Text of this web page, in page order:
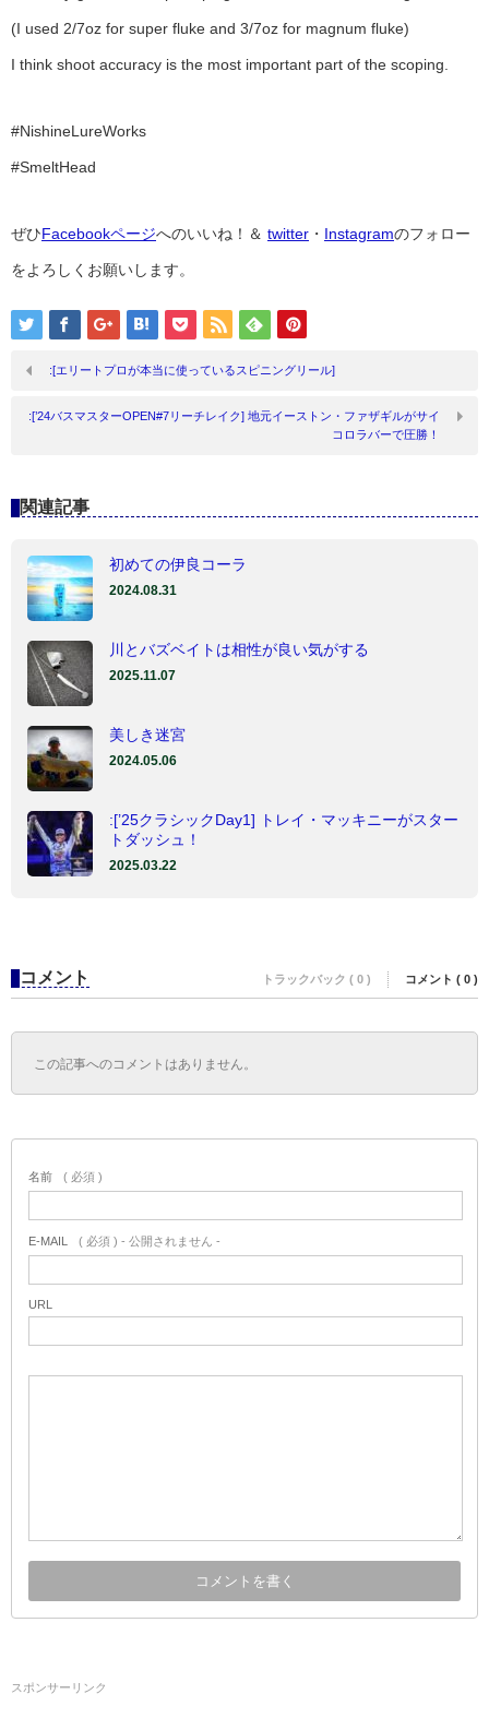
(I used 2/7oz for super fluke and 3/7oz for magnum fluke)
I think shoot accuracy is the most important part of the scoping.
#NishineLureWorks
#SmeltHead
ぜひFacebookページへのいいね！＆ twitter ・ Instagramのフォロー
をよろしくお願いします。
:[エリートプロが本当に使っているスピニングリール]
:[’24バスマスターOPEN#7リーチレイク] 地元イーストン・ファザギルがサイ
コロラバーで圧勝！
関連記事
初めての伊良コーラ
2024.08.31
川とバズベイトは相性が良い気がする
2025.11.07
美しき迷宮
2024.05.06
:[’25クラシックDay1] トレイ・マッキニーがスター
トダッシュ！
2025.03.22
コメント トラックバック ( 0 ) コメント ( 0 )
この記事へのコメントはありません。
名前 ( 必須 )
E-MAIL ( 必須 ) - 公開されません -
URL
スポンサーリンク